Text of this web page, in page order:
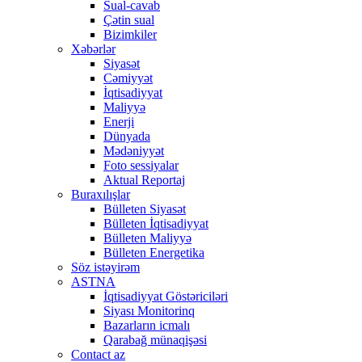
Sual-cavab
Çətin sual
Bizimkiler
Xəbərlər
Siyasət
Cəmiyyət
İqtisadiyyat
Maliyyə
Enerji
Dünyada
Mədəniyyət
Foto sessiyalar
Aktual Reportaj
Buraxılışlar
Bülleten Siyasət
Bülleten İqtisadiyyat
Bülleten Maliyyə
Bülleten Energetika
Söz istəyirəm
ASTNA
İqtisadiyyat Göstəriciləri
Siyası Monitorinq
Bazarların icmalı
Qarabağ münaqişəsi
Contact az